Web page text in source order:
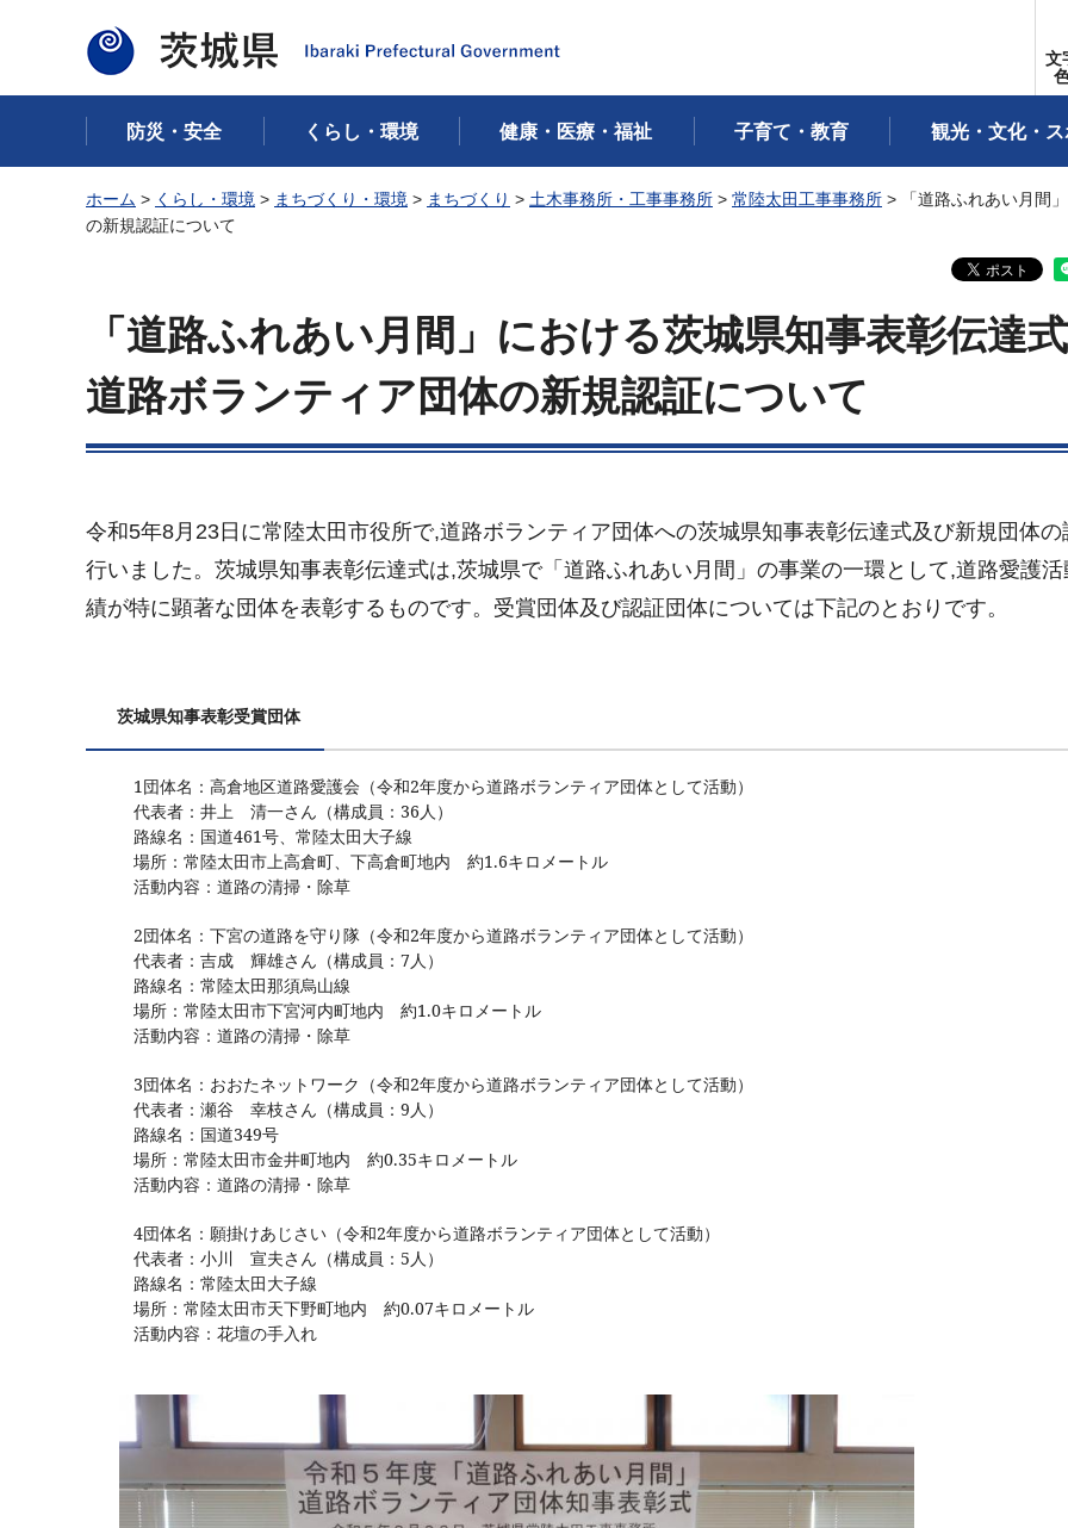
茨城県
文
防災・安全 くらし・環境 健康・医療・福祉 子育て・教育 観光・文化・
ホーム > くらし・環境 > まちづくり・環境 > まちづくり > 土木事務所・工事事務所 > 常陸太田工事事務所 > 「道路ふれあい月間
の新規認証について
「道路ふれあい月間」における茨城県知事表彰伝達
道路ボランティア団体の新規認証について
令和5年8月23日に常陸太田市役所で,道路ボランティア団体への茨城県知事表彰伝達式及び新規団体の
行いました。茨城県知事表彰伝達式は,茨城県で「道路ふれあい月間」の事業の一環として,道路愛護
績が特に顕著な団体を表彰するものです。受賞団体及び認証団体については下記のとおりです。
茨城県知事表彰受賞団体
1団体名：高倉地区道路愛護会（令和2年度から道路ボランティア団体として活動）
代表者：井上 清一さん（構成員：36人）
路線名：国道461号、常陸太田大子線
場所：常陸太田市上高倉町、下高倉町地内 約1.6キロメートル
活動内容：道路の清掃・除草
2団体名：下宮の道路を守り隊（令和2年度から道路ボランティア団体として活動）
代表者：吉成 輝雄さん（構成員：7人）
路線名：常陸太田那須烏山線
場所：常陸太田市下宮河内町地内 約1.0キロメートル
活動内容：道路の清掃・除草
3団体名：おおたネットワーク（令和2年度から道路ボランティア団体として活動）
代表者：瀬谷 幸枝さん（構成員：9人）
路線名：国道349号
場所：常陸太田市金井町地内 約0.35キロメートル
活動内容：道路の清掃・除草
4団体名：願掛けあじさい（令和2年度から道路ボランティア団体として活動）
代表者：小川 宣夫さん（構成員：5人）
路線名：常陸太田大子線
場所：常陸太田市天下野町地内 約0.07キロメートル
活動内容：花壇の手入れ